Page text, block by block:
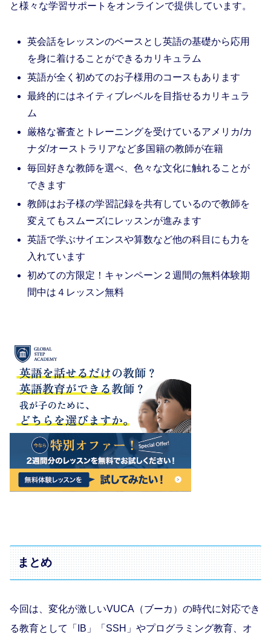
と様々な学習サポートをオンラインで提供しています。
英会話をレッスンのベースとし英語の基礎から応用
を身に着けることができるカリキュラム
英語が全く初めてのお子様用のコースもあります
最終的にはネイティブレベルを目指せるカリキュラ
ム
厳格な審査とトレーニングを受けているアメリカ/カ
ナダ/オーストラリアなど多国籍の教師が在籍
毎回好きな教師を選べ、色々な文化に触れることが
できます
教師はお子様の学習記録を共有しているので教師を
変えてもスムーズにレッスンが進みます
英語で学ぶサイエンスや算数など他の科目にも力を
入れています
初めての方限定！キャンペーン２週間の無料体験期
間中は４レッスン無料
まとめ
今回は、変化が激しいVUCA（ブーカ）の時代に対応でき
る教育として「IB」「SSH」やプログラミング教育、オ